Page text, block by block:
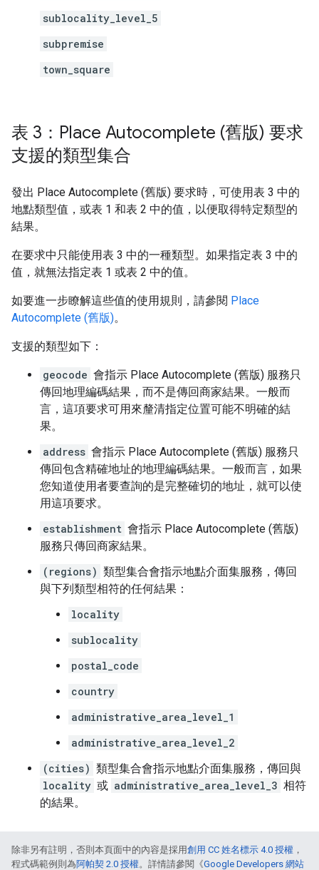
sublocality_level_5
subpremise
town_square
表 3：Place Autocomplete (舊版) 要求
支援的類型集合
發出 Place Autocomplete (舊版) 要求時，可使用表 3 中的
地點類型值，或表 1 和表 2 中的值，以便取得特定類型的
結果。
在要求中只能使用表 3 中的一種類型。如果指定表 3 中的
值，就無法指定表 1 或表 2 中的值。
如要進一步瞭解這些值的使用規則，請參閱 Place
Autocomplete (舊版)。
支援的類型如下：
geocode 會指示 Place Autocomplete (舊版) 服務只
傳回地理編碼結果，而不是傳回商家結果。一般而
言，這項要求可用來釐清指定位置可能不明確的結
果。
address 會指示 Place Autocomplete (舊版) 服務只
傳回包含精確地址的地理編碼結果。一般而言，如果
您知道使用者要查詢的是完整確切的地址，就可以使
用這項要求。
establishment 會指示 Place Autocomplete (舊版)
服務只傳回商家結果。
(regions) 類型集合會指示地點介面集服務，傳回
與下列類型相符的任何結果：
locality
sublocality
postal_code
country
administrative_area_level_1
administrative_area_level_2
(cities) 類型集合會指示地點介面集服務，傳回與
locality 或 administrative_area_level_3 相符
的結果。
除非另有註明，否則本頁面中的內容是採用創用 CC 姓名標示 4.0 授權 ，
程式碼範例則為阿帕契 2.0 授權。詳情請參閱《Google Developers 網站